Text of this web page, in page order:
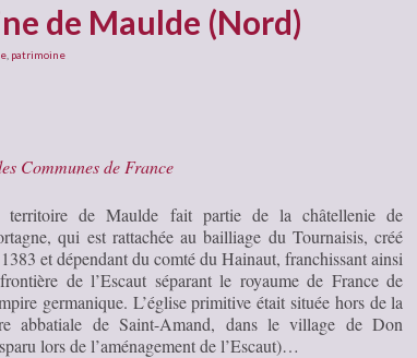
de Maulde (Nord)
patrimoine
Communes de France
territoire de Maulde fait partie de la châtellenie de
qui est rattachée au bailliage du Tournaisis, créé
et dépendant du comté du Hainaut, franchissant ainsi
de l’Escaut séparant le royaume de France de
germanique. L’église primitive était située hors de la
abbatiale de Saint-Amand, dans le village de Don
lors de l’aménagement de l’Escaut)…